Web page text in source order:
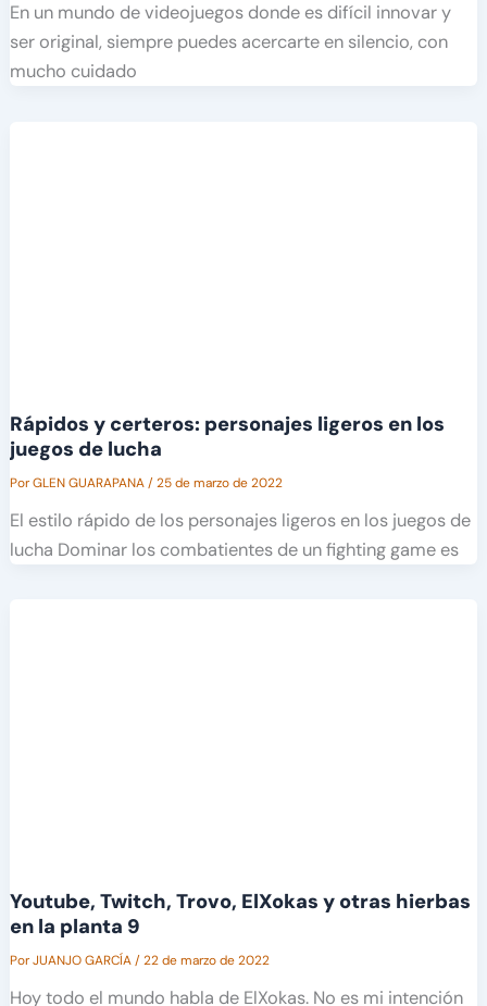
En un mundo de videojuegos donde es difícil innovar y
ser original, siempre puedes acercarte en silencio, con
mucho cuidado
Rápidos y certeros: personajes ligeros en los
juegos de lucha
PorGLEN GUARAPANA/25 de marzo de 2022
El estilo rápido de los personajes ligeros en los juegos de
lucha Dominar los combatientes de un fighting game es
Youtube, Twitch, Trovo, ElXokas y otras hierbas
en la planta 9
PorJUANJO GARCÍA/22 de marzo de 2022
Hoy todo el mundo habla de ElXokas. No es mi intención